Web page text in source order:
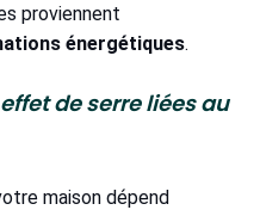
proviennent
énergétiques.
de serre liées au
maison dépend